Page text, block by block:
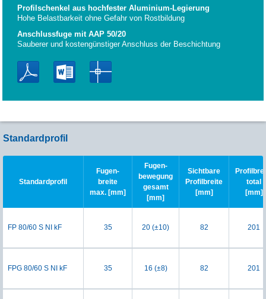
Profilschenkel aus hochfester Aluminium-Legierung
Hohe Belastbarkeit ohne Gefahr von Rostbildung
Anschlussfuge mit AAP 50/20
Sauberer und kostengünstiger Anschluss der Beschichtung
Standardprofil
Standardprofil
Fugen-
breite
max. [mm]
Fugen-
bewegung
gesamt
[mm]
Sichtbare
Profilbreite
[mm]
total
[mm]
FP 80/60 S NI kF 35 20 (±10) 82 201
FPG 80/60 S NI kF 35 16 (±8) 82 201